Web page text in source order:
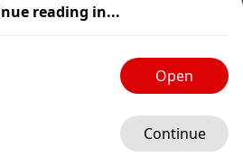
reading in...
Open
Continue